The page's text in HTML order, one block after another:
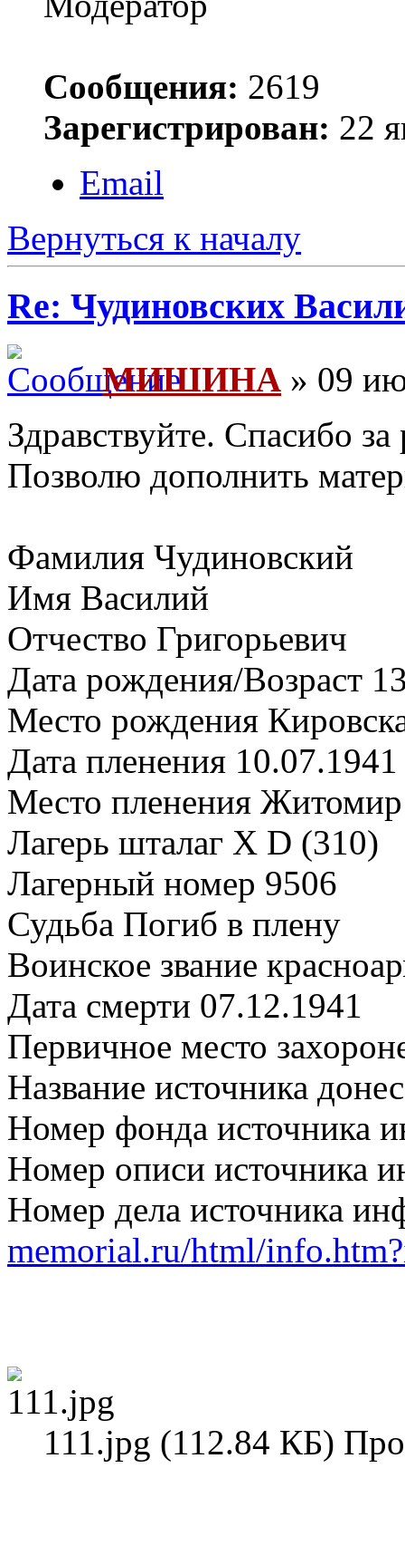
Сообщения: 2619
Зарегистрирован: 22
Email
Вернуться к началу
Re: Чудиновских
МИШИНА » 09
Здравствуйте. Спасибо
Позволю дополнить
Фамилия Чудиновский
Имя Василий
Отчество Григорьевич
Дата рождения/Возраст
Место рождения
Дата пленения 10.07.1941
Место пленения Житомир
Лагерь шталаг X D (310)
Лагерный номер 9506
Судьба Погиб в плену
Воинское звание
Дата смерти 07.12.1941
Первичное место
Название источника
Номер фонда источника
Номер описи источника
Номер дела источника
memorial.ru/html/
111.jpg (112.84 КБ)